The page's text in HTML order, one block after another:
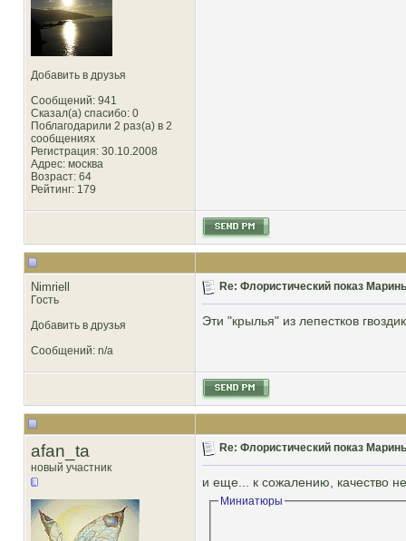
Добавить в друзья
Сообщений: 941
Сказал(а) спасибо: 0
Поблагодарили 2 раз(а) в 2
сообщениях
Регистрация: 30.10.2008
Адрес: москва
Возраст: 64
Рейтинг: 179
Nimriell
Гость
Добавить в друзья
Сообщений: n/a
Re: Флористический показ
Эти "крылья" из лепестков
afan_ta
новый участник
Re: Флористический показ
и еще... к сожалению, качество
Миниатюры